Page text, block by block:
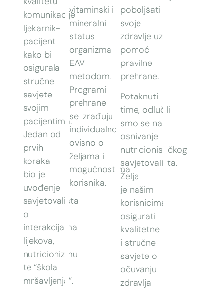
komunikacije
ljekarnik-
pacijent
kako bi
osigurala
stručne
savjete
svojim
pacijentima.
Jedan od
prvih
koraka
bio je
uvođenje
savjetovališta
o
interakcijama
lijekova,
nutricionizmu
te “škola
mršavljenja”.
vitaminski i
mineralni
status
organizma
EAV
metodom,
Programi
prehrane
se izrađuju
individualno,
ovisno o
željama i
mogućnostima
korisnika.
poboljšati
svoje
zdravlje uz
pomoć
pravilne
prehrane.
Potaknuti
time, odlučili
smo se na
osnivanje
nutricionističkog
savjetovališta.
Želja
je našim
korisnicima
osigurati
kvalitetne
i stručne
savjete o
očuvanju
zdravlja